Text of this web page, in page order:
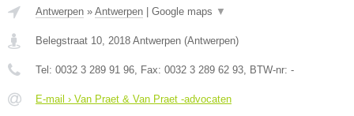
Antwerpen » Antwerpen Google maps ▼
Belegstraat 10, 2018 Antwerpen (Antwerpen)
Tel: 0032 3 289 91 96, Fax: 0032 3 289 62 93, BTW-nr: -
E-mail › Van Praet & Van Praet -advocaten